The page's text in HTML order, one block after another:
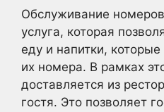
Обслуживание
услуга, которая
еду и напитки,
их номера. В рамках
доставляется из
гостя. Это позволяет